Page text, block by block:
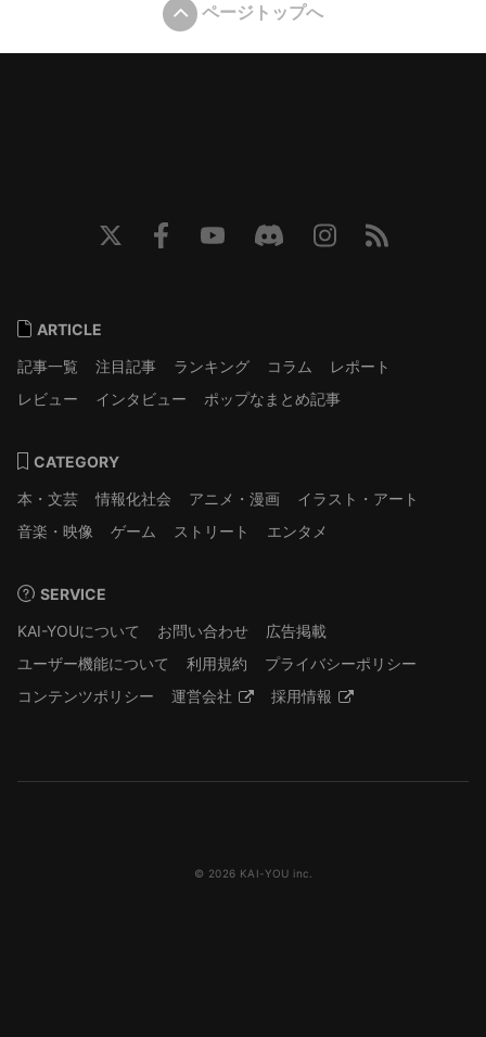
ページトップへ
ARTICLE
記事一覧
注目記事 ランキング コラム
レポート
レビュー
インタビュー ポップなまとめ記事
CATEGORY
本・文芸
情報化社会 アニメ・漫画
イラスト・アート
音楽・映像
ゲーム ストリート エンタメ
SERVICE
KAI-YOUについて
お問い合わせ
広告掲載
ユーザー機能について
利用規約
プライバシーポリシー
コンテンツポリシー
運営会社 採用情報
© 2026 KAI-YOU inc.